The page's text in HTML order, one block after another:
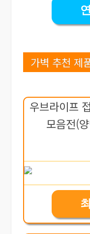
가벽 추천 제
우브라이프
모음전(